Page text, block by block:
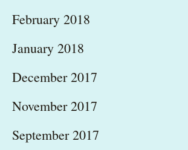
February 2018
January 2018
December 2017
November 2017
September 2017